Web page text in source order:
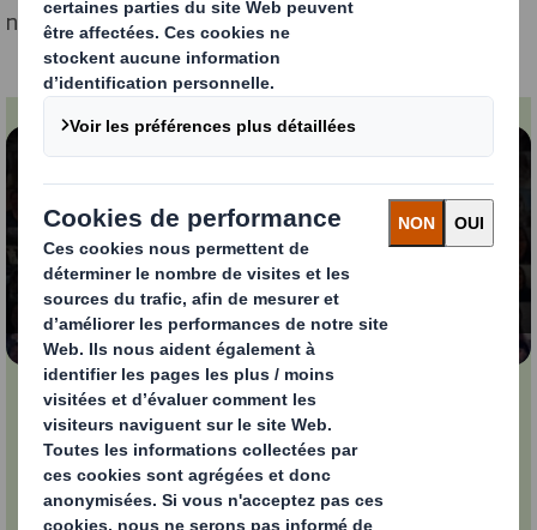
nous continuons à effacer les préjugés chaque jour.
Contenu bloqué
Pour visionner cette vidéo, vous devez accepter les
cookies « fonctionnels »
Modifier mes paramètres
Journée international
de la femme